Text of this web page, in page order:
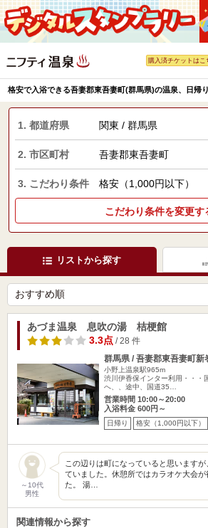
購入済チケットはこ
格安で入浴できる吾妻郡東吾妻町(群馬県)の温泉、日帰
1. 都道府県 関東 / 群馬県
2. 市区町村 吾妻郡東吾妻町
3. こだわり条件 格安（1,000円以下）
こだわり条件を変更す
リストから探す
あづま温泉 息吹の湯 桔梗館
3.3点/ 28 件
群馬県 / 吾妻郡東吾妻町新
小野上温泉駅965m
渋川伊香保インター利用・・・
へ、、途中、国道35…
営業時間 10:00～20:00
入浴料金 600円～
日帰り 格安（1,000円以下）
～10代
男性
この辺りは町になっていると思います
ていました。休憩所ではカラオケ大会が
た。 湯…
関連情報から探す